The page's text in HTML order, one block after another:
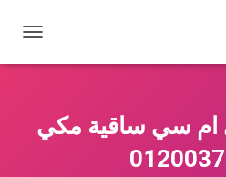
ب
ام سي ساقية مكي